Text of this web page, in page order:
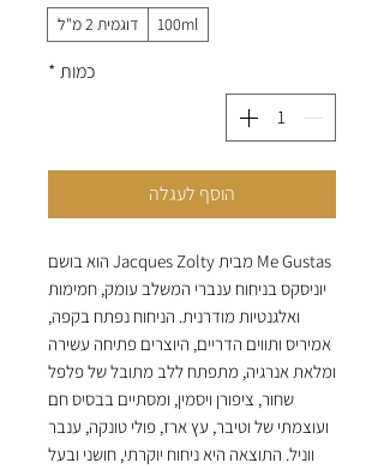
100ml דוגמית 2 מ"ל
כמות*
הוסף לעגלה
Me Gustas מבית Jacques Zolty הוא בושם
יוניסקס בניחוח ענברי המשלב עומק, חמימות
ואלגנטיות מודרנית. הניחוח נפתח בקפה,
אמיריס ותווים הדריים, היוצרים פתיחה עשירה
ומלאת אנרגיה, מתפתח ללב מתובל של פלפל
שחור, ציפורן ויסמין, ומסתיים בבסיס חם
ועוצמתי של וטיבר, עץ ארז, פולי טונקה, ענבר
ווניל. התוצאה היא ניחוח יוקרתי, חושני ובעל